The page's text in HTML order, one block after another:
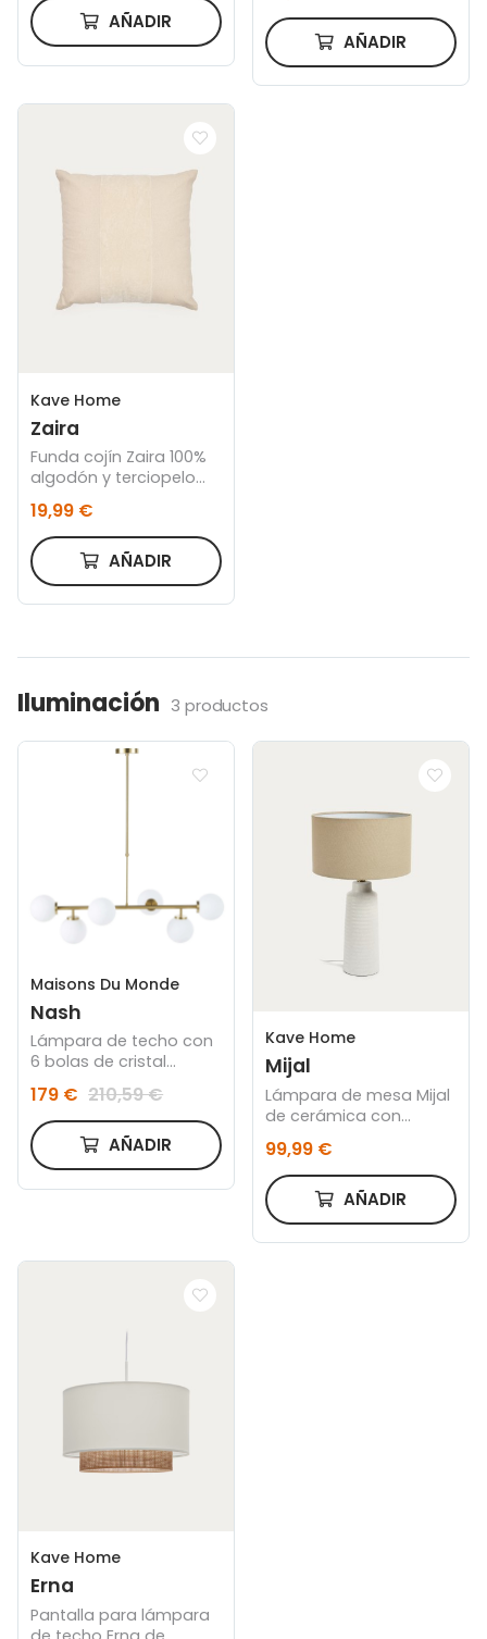
AÑADIR
AÑADIR
Kave Home
Zaira
Funda cojín Zaira 100%
algodón y terciopelo
blanco 45 x 45 cm
19,99 €
AÑADIR
Iluminación 3 productos
Maisons Du Monde
Nash
Lámpara de techo con
6 bolas de cristal
opalino y metal dorado
179 € 210,59 €
AÑADIR
Kave Home
Mijal
Lámpara de mesa Mijal
de cerámica con
99,99 €
AÑADIR
Kave Home
Erna
Pantalla para lámpara